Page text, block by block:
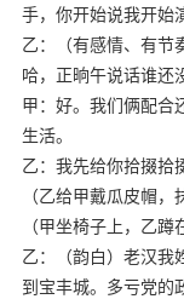
手，你开始说我开始
乙：（有感情、有节
哈，正晌午说话谁还
甲：好。我们俩配合
生活。
乙：我先给你拾掇拾
（乙给甲戴瓜皮帽，
（甲坐椅子上，乙蹲
乙：（韵白）老汉我
到宝丰城。多亏党的